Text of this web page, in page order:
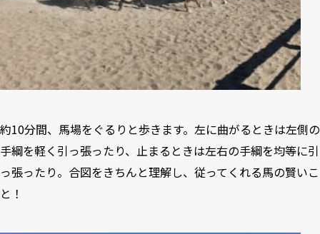
約10分間、馬場をぐるりと歩きます。左に曲がるときは左側の
手綱を軽く引っ張ったり、止まるときは左右の手綱を均等に引
っ張ったり。合図をきちんと理解し、従ってくれる馬の賢いこ
と！